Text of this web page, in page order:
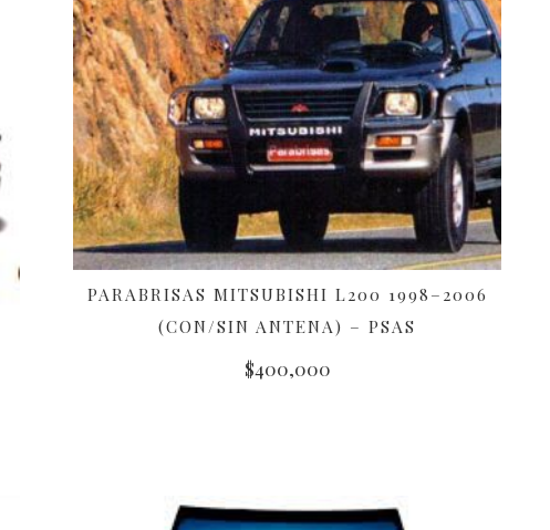
AÑADIR AL CARRITO
PARABRISAS MITSUBISHI L200 1998–2006
(CON/SIN ANTENA) – PSAS
$400,000